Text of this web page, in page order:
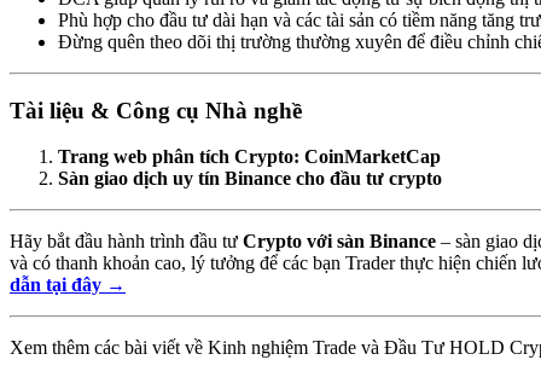
Phù hợp cho đầu tư dài hạn và các tài sản có tiềm năng tăng
Đừng quên theo dõi thị trường thường xuyên để điều chỉnh
Tài liệu & Công cụ Nhà nghề
Trang web phân tích Crypto: CoinMarketCap
Sàn giao dịch uy tín Binance cho đầu tư crypto
Hãy bắt đầu hành trình đầu tư Crypto với sàn Binance – sàn giao
và có thanh khoản cao, lý tưởng để các bạn Trader thực hiện chiến
dẫn tại đây →
Xem thêm các bài viết về Kinh nghiệm Trade và Đầu Tư HOLD